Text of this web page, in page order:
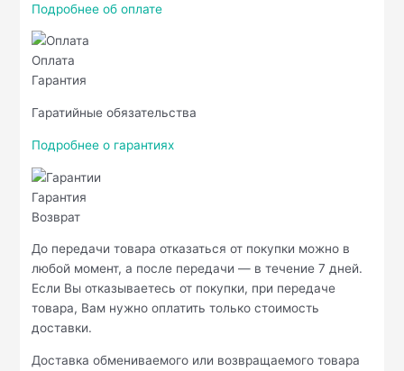
Подробнее об оплате
Оплата
Гарантия
Гаратийные обязательства
Подробнее о гарантиях
Гарантия
Возврат
До передачи товара отказаться от покупки можно в
любой момент, а после передачи — в течение 7 дней.
Если Вы отказываетесь от покупки, при передаче
товара, Вам нужно оплатить только стоимость
доставки.
Доставка обмениваемого или возвращаемого товара